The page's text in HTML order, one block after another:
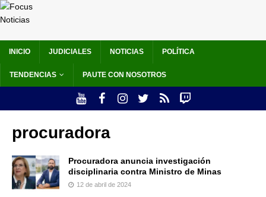
INICIO JUDICIALES NOTICIAS POLÍTICA
TENDENCIAS PAUTE CON NOSOTROS
procuradora
Procuradora anuncia investigación
disciplinaria contra Ministro de Minas
12 de abril de 2024